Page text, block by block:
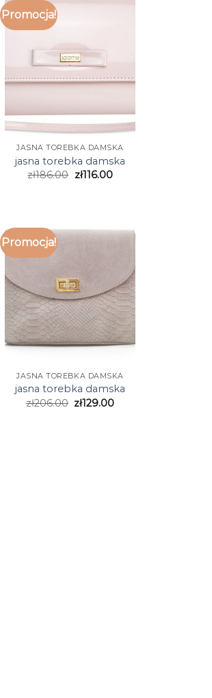
Promocja!
JASNA TOREBKA DAMSKA
jasna torebka damska
zł186.00 zł116.00
Promocja!
JASNA TOREBKA DAMSKA
jasna torebka damska
zł206.00 zł129.00